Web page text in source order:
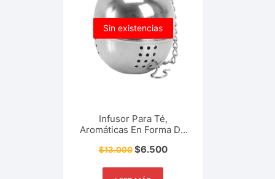
Sin existencias
Infusor Para Té,
Aromáticas En Forma De
Inoxidable, Filtro Para
Cocina Y Más.
$13.000$6.500